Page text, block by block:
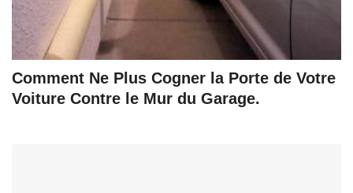
Comment Ne Plus Cogner la Porte de Votre
Voiture Contre le Mur du Garage.